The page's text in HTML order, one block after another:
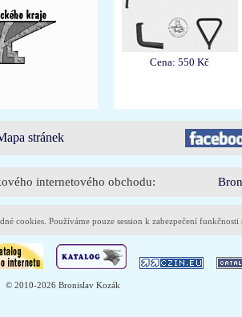
Cena: 550 Kč
stránek
internetového obchodu:
cookies. Používáme pouze session k zabezpečení
© 2010-2026 Bronislav Kozák